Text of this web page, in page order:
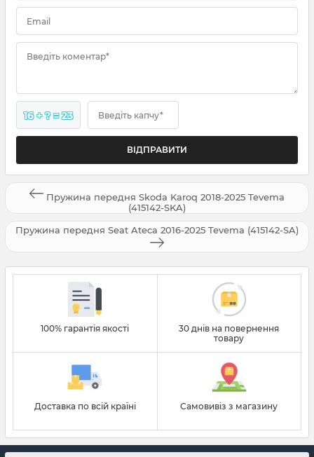
Email
Введіть коментар*
16 + ? = 23 Введіть капчу*
Пружина передня Skoda Karoq 2018-2025 Tevema
(415142-SKA)
Пружина передня Seat Ateca 2016-2025 Tevema (415142-SA)
100% гарантія якості
30 днів на повернення
товару
Доставка по всій країні Самовивіз з магазину